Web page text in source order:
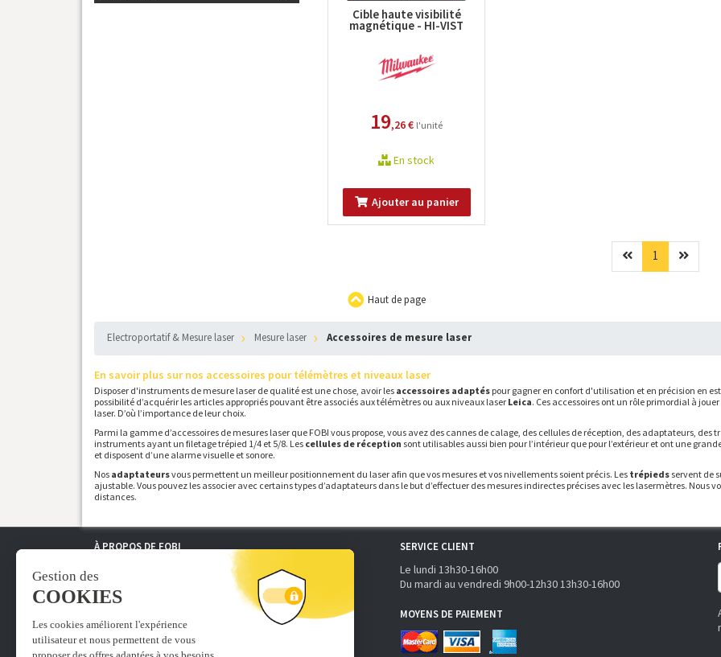
Cible haute visibilité
magnétique - HI-VIST
19,26 € l'unité
En stock
Ajouter au panier
Précédent
1 (current)
Haut de page
Electroportatif & Mesure laser mesure laser Accessoires de mesure laser
En savoir plus sur nos accessoires pour télémètres et niveaux laser
Disposer d'instruments de mesure laser de qualité est une chose, avoir les accessoires adaptés pour gagner en confort d'utilisation et en précision en
possibilité d’acquérir les articles appropriés pouvant être associés aux télémètres ou aux niveaux laser Leica. Ces accessoires ont un rôle primordial à
laser. D’où l’importance de leur choix.
Parmi la gamme d’accessoires de mesures laser que FOBI vous propose, vous avez des cannes de calage, des cellules de réception, des adaptateurs, des
instruments ayant un filetage trépied 1/4 et 5/8. Les cellules de réception sont utilisables aussi bien pour l’intérieur que pour l’extérieur et ont une
et disposent d’une alarme visuelle et sonore.
Nos adaptateursvous permettent un meilleur positionnement du laser afin que vos mesures et vos nivellements soient précis. Les trépieds servent de
ajustable. Vous pouvez les associer avec certains types d’adaptateurs dans le but d’effectuer des mesures indirectes précises avec les lasermètres. Nous
distances.
À PROPOS DE FOBI
› Qui sommes nous ?
› Nos conditions générales de vente
› Gérer mes cookies
› Nos marques
SERVICE CLIENT
Le lundi 13h30-16h00
Du mardi au vendredi 9h00-12h30 13h30-16h00
MOYENS DE PAIEMENT